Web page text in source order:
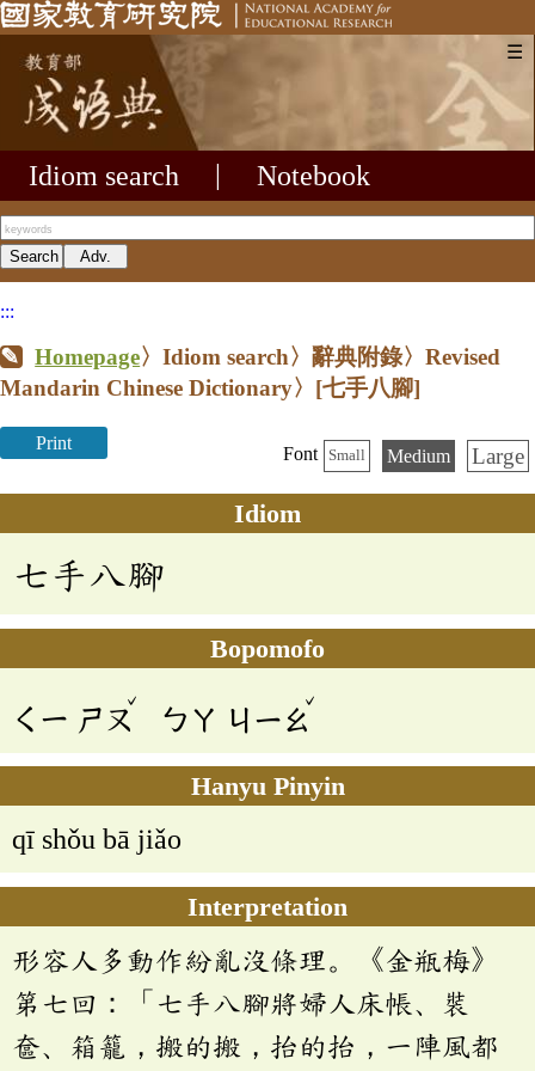
☰
Idiom search Notebook
:::
Homepage〉Idiom search〉辭典附錄〉Revised
Mandarin Chinese Dictionary〉 [七手八腳]
Print
Font Small Medium Large
Idiom
七手八腳
Bopomofo
ㄑㄧ ㄕㄡ
ˇ
ㄅㄚ ㄐㄧㄠ
ˇ
Hanyu Pinyin
qī shǒu bā jiǎo
Interpretation
形容人多動作紛亂沒條理。《金瓶梅》
第七回：「七手八腳將婦人床帳、裝
奩、箱籠，搬的搬，抬的抬，一陣風都